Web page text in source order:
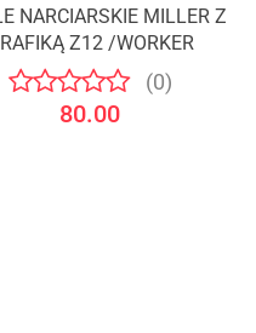
NARCIARSKIE MILLER Z
Z12 /WORKER
(0)
80.00